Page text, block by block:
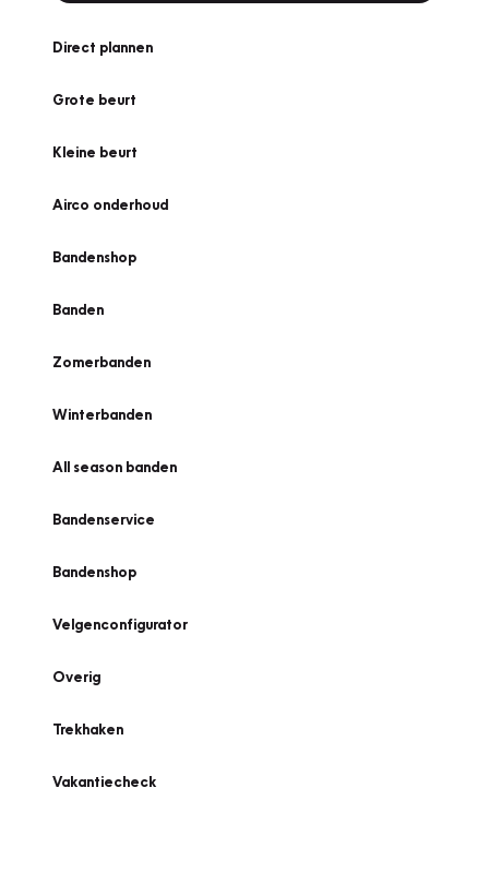
Direct plannen
Grote beurt
Kleine beurt
Airco onderhoud
Bandenshop
Banden
Zomerbanden
Winterbanden
All season banden
Bandenservice
Bandenshop
Velgenconfigurator
Overig
Trekhaken
Vakantiecheck